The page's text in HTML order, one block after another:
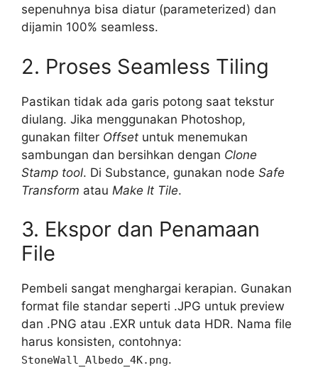
sepenuhnya bisa diatur (parameterized) dan
dijamin 100% seamless.
2. Proses Seamless Tiling
Pastikan tidak ada garis potong saat tekstur
diulang. Jika menggunakan Photoshop,
gunakan filter Offset untuk menemukan
sambungan dan bersihkan dengan Clone
Stamp tool. Di Substance, gunakan node Safe
Transform atau Make It Tile.
3. Ekspor dan Penamaan
File
Pembeli sangat menghargai kerapian. Gunakan
format file standar seperti .JPG untuk preview
dan .PNG atau .EXR untuk data HDR. Nama file
harus konsisten, contohnya:
StoneWall_Albedo_4K.png.